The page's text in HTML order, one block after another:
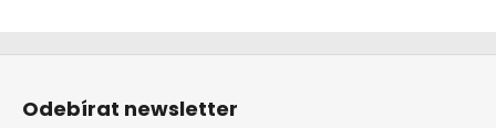
Z
Odebírat newsletter